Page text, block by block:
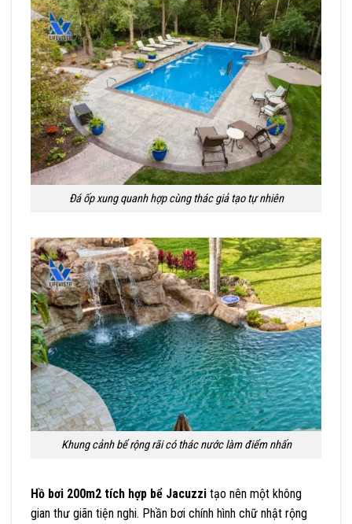
Đá ốp xung quanh hợp cùng thác giả tạo tự nhiên
Khung cảnh bể rộng rãi có thác nước làm điểm nhấn
Hồ bơi 200m2 tích hợp bể Jacuzzi tạo nên một không
gian thư giãn tiện nghi. Phần bơi chính hình chữ nhật rộng